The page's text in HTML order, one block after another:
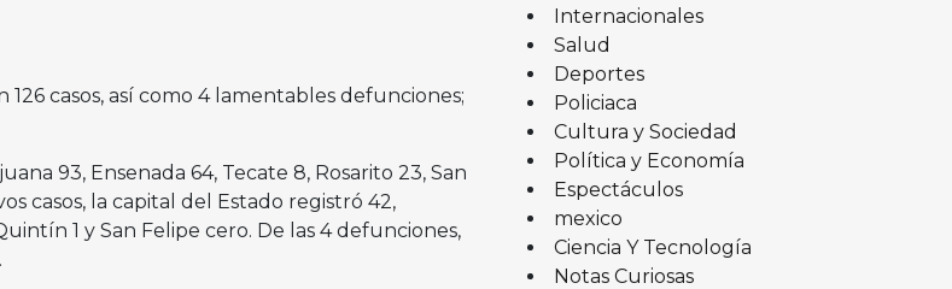
casos, así como 4 lamentables defunciones;
93, Ensenada 64, Tecate 8, Rosarito 23, San
casos, la capital del Estado registró 42,
1 y San Felipe cero. De las 4 defunciones,
Internacionales
Salud
Deportes
Policiaca
Cultura y Sociedad
Política y Economía
Espectáculos
mexico
Ciencia Y Tecnología
Notas Curiosas